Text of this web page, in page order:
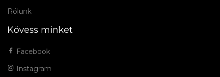
Rólunk
Kövess minket
Facebook
Instagram